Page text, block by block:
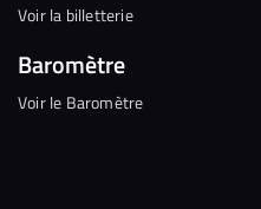
Voir la billetterie
Baromètre
Voir le Baromètre